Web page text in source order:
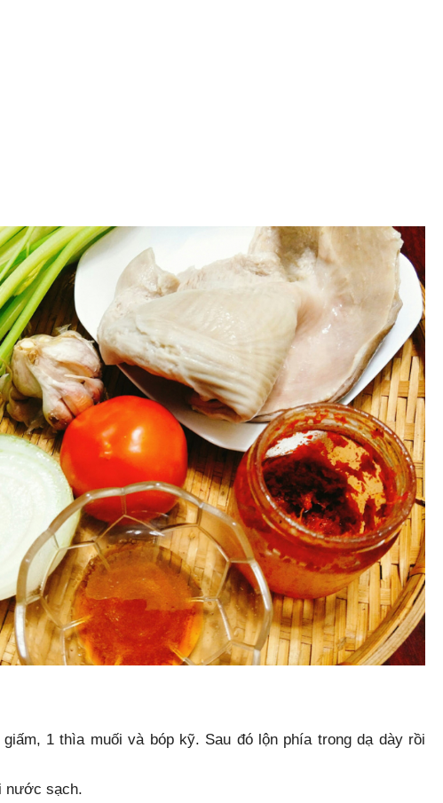
1 thìa muối và bóp kỹ. Sau đó lộn phía trong dạ dày rồi
nước sạch.